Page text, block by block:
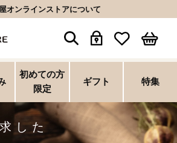
オンラインストアについて
初めての方
限定
ギフト 特集
した